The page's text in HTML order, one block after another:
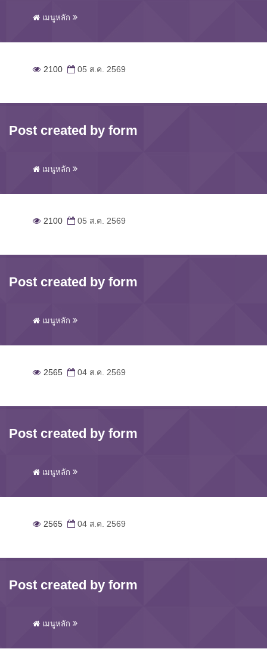
เมนูหลัก
2100 05 ส.ค. 2569
Post created by form
เมนูหลัก
2100 05 ส.ค. 2569
Post created by form
เมนูหลัก
2565 04 ส.ค. 2569
Post created by form
เมนูหลัก
2565 04 ส.ค. 2569
Post created by form
เมนูหลัก